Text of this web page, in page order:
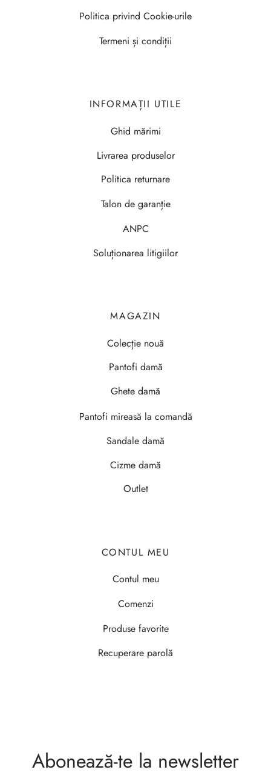
Politica privind Cookie-urile
Termeni și condiții
INFORMAȚII UTILE
Ghid mărimi
Livrarea produselor
Politica returnare
Talon de garanție
ANPC
Soluționarea litigiilor
MAGAZIN
Colecție nouă
Pantofi damă
Ghete damă
Pantofi mireasă la comandă
Sandale damă
Cizme damă
Outlet
CONTUL MEU
Contul meu
Comenzi
Produse favorite
Recuperare parolă
Abonează-te la newsletter